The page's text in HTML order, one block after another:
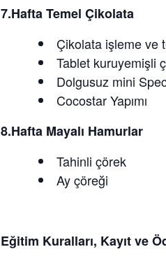
7.Hafta Temel Çikolata
Çikolata işleme ve
Tablet kuruyemişli
Dolgusuz mini
Cocostar Yapımı
8.Hafta Mayalı Hamurlar
Tahinli çörek
Ay çöreği
Eğitim Kuralları, Kayıt ve